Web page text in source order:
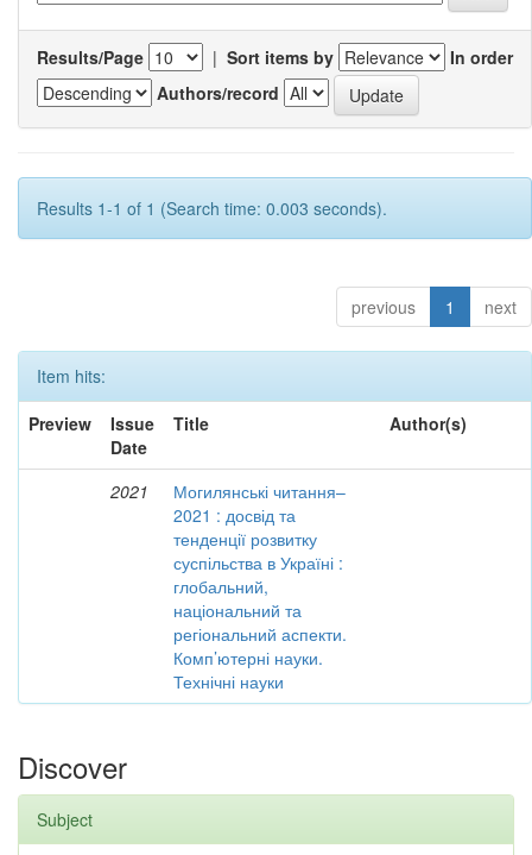
Results/Page | Sort items by
In order
Authors/record
Results 1-1 of 1 (Search time: 0.003 seconds).
previous 1 next
Item hits:
Preview
Issue
Date
Title Author(s)
2021
Могилянські читання–
2021 : досвід та
тенденції розвитку
суспільства в Україні :
глобальний,
національний та
регіональний аспекти.
Комп’ютерні науки.
Технічні науки
Discover
Subject